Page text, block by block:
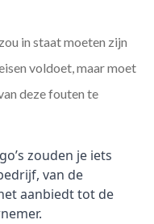
zou in staat moeten zijn
voldoet, maar moet
deze fouten te
zouden je iets
van de
aanbiedt tot de